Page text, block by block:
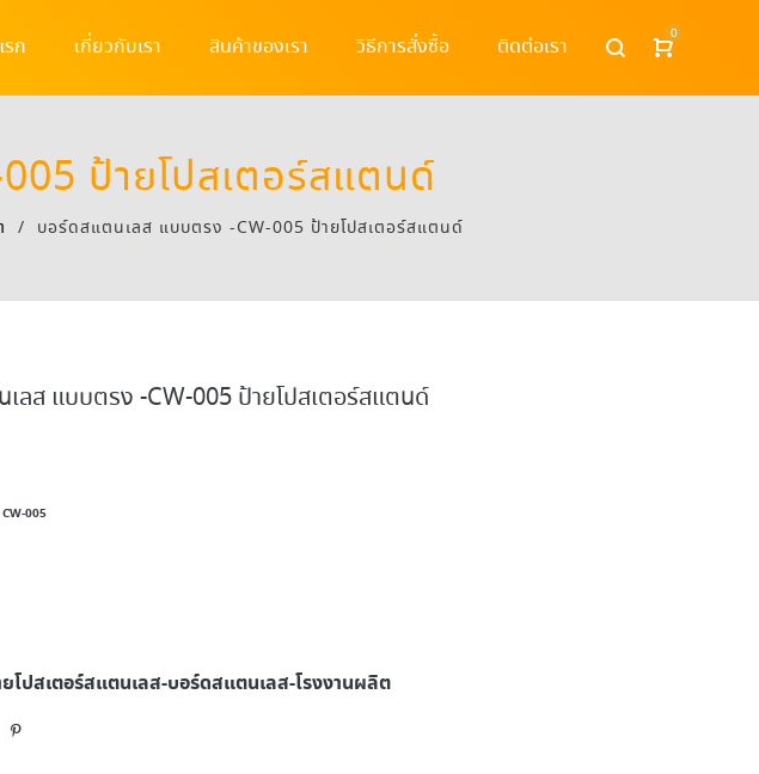
ก เกี่ยวกับเรา สินค้าของเรา วิธีการสั่งซื้อ ติดต่อเรา
0
ป้ายโปสเตอร์สแตนด์
/ บอร์ดสแตนเลส แบบตรง -CW-005 ป้ายโปสเตอร์สแตนด์
ลส แบบตรง -CW-005 ป้ายโปสเตอร์สแตนด์
CW-005
โปสเตอร์สแตนเลส-บอร์ดสแตนเลส-โรงงานผลิต